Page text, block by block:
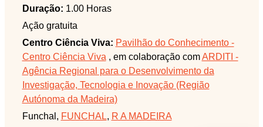
sul da ilha da Madeira. Estes técnicos realizam
estudos sobre o mar da Madeira, uma região
conhecida pela sua biodiversidade, e durante esta
atividade, vão explicar como utilizam alguns
equipamentos, como sonares para mapear o fundo
do mar e sensores para medir a qualidade da água.
Haverá ainda a possibilidade de observar a fauna
marinha que possa aparecer durante a atividade.
Duração: 1.00 Horas
Ação gratuita
Centro Ciência Viva: Pavilhão do Conhecimento -
Centro Ciência Viva , em colaboração comARDITI -
Agência Regional para o Desenvolvimento da
Investigação, Tecnologia e Inovação (Região
Autónoma da Madeira)
Funchal, FUNCHAL, R A MADEIRA